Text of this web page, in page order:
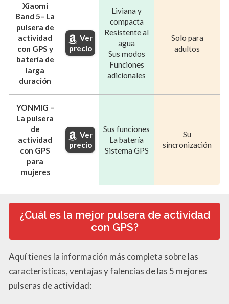
Xiaomi
Band 5– La
pulsera de
actividad
con GPS y
batería de
larga
duración
Ver
precio
Liviana y
compacta
Resistente al
agua
Sus modos
Funciones
adicionales
Solo para
adultos
YONMIG –
La pulsera
de
actividad
con GPS
para
mujeres
Ver
precio
Sus funciones
La batería
Sistema GPS
Su
sincronización
¿Cuál es la mejor pulsera de actividad
con GPS?
Aquí tienes la información más completa sobre las
características, ventajas y falencias de las 5 mejores
pulseras de actividad: